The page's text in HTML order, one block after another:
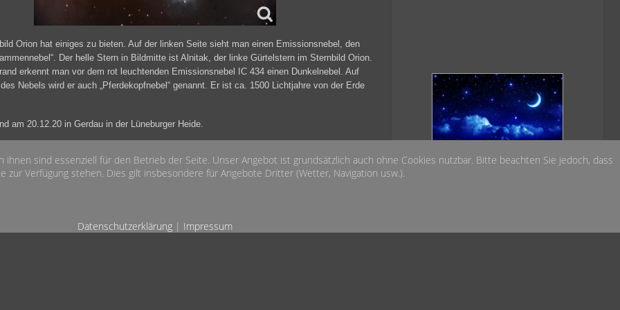
Orion hat einiges zu bieten. Auf der linken Seite sieht man einen Emissionsnebel, den
Der helle Stern in Bildmitte ist Alnitak, der linke Gürtelstern im Sternbild Orion.
erkennt man vor dem rot leuchtenden Emissionsnebel IC 434 einen Dunkelnebel. Auf
Nebels wird er auch „Pferdekopfnebel“ genannt. Er ist ca. 1500 Lichtjahre von der Erde
am 20.12.20 in Gerdau in der Lüneburger Heide.
60x2min bei ISO 800 mit einer astromodifizierten Canon EOS 600Da an einem 8 Zoll
Teleskop.
Das Wetter heute Nacht
sind essenziell für den Betrieb der Seite. Unser Angebot ist grundsätzlich auch ohne Cookies nutzbar. Bitte beachten Sie jedoch, dass
Verfügung stehen. Dies gilt insbesondere für Angebote Dritter (Wetter, Navigation usw.).
Datenschutzerklärung | Impressum